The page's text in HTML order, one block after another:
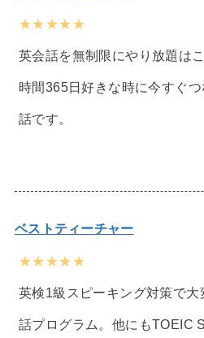
★★★★★
英会話を無制限にやり放題は
時間365日好きな時に今すぐ
話です。
ベストティーチャー
★★★★★
英検1級スピーキング対策で
話プログラム。他にもTOEIC